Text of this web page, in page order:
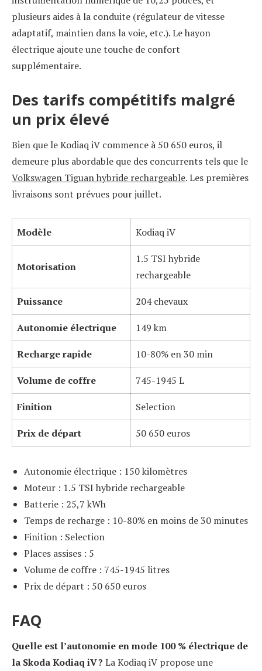
plusieurs aides à la conduite (régulateur de vitesse
adaptatif, maintien dans la voie, etc.). Le hayon
électrique ajoute une touche de confort
supplémentaire.
Des tarifs compétitifs malgré
un prix élevé
Bien que le Kodiaq iV commence à 50 650 euros, il
demeure plus abordable que des concurrents tels que le
Volkswagen Tiguan hybride rechargeable. Les premières
livraisons sont prévues pour juillet.
Modèle Kodiaq iV
Motorisation
1.5 TSI hybride
rechargeable
Puissance 204 chevaux
Autonomie électrique 149 km
Recharge rapide 10-80% en 30 min
Volume de coffre 745-1945 L
Finition Selection
Prix de départ 50 650 euros
Autonomie électrique : 150 kilomètres
Moteur : 1.5 TSI hybride rechargeable
Batterie : 25,7 kWh
Temps de recharge : 10-80% en moins de 30 minutes
Finition : Selection
Places assises : 5
Volume de coffre : 745-1945 litres
Prix de départ : 50 650 euros
FAQ
Quelle est l’autonomie en mode 100 % électrique de
la Skoda Kodiaq iV ? La Kodiaq iV propose une